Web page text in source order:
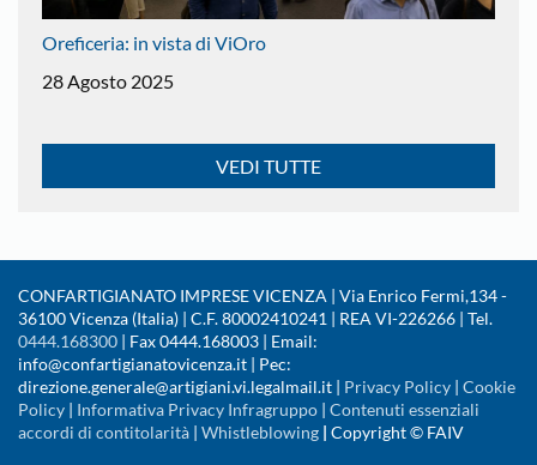
Oreficeria: in vista di ViOro
28 Agosto 2025
VEDI TUTTE
CONFARTIGIANATO IMPRESE VICENZA | Via Enrico Fermi,134 -
36100 Vicenza (Italia) | C.F. 80002410241 | REA VI-226266 | Tel.
0444.168300 | Fax 0444.168003 | Email:
info@confartigianatovicenza.it | Pec:
direzione.generale@artigiani.vi.legalmail.it | Privacy Policy | Cookie
Policy | Informativa Privacy Infragruppo | Contenuti essenziali
accordi di contitolarità | Whistleblowing | Copyright © FAIV